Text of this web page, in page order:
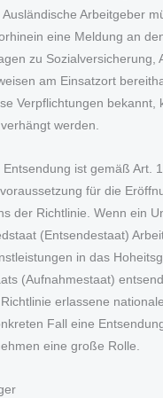
Arbeitgeber
eine Meldung an
zu Sozialversicherung,
am Einsatzort
Verpflichtungen bekannt,
werden.
ist gemäß Art.
für die
der Richtlinie. Wenn ein
(Entsendestaat)
in das
(Aufnahmestaat)
erlassene
Fall eine
eine große Rolle.